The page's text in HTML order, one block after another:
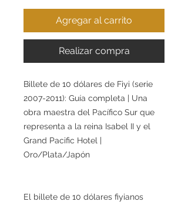
Agregar al carrito
Realizar compra
Billete de 10 dólares de Fiyi (serie
2007-2011): Guía completa | Una
obra maestra del Pacífico Sur que
representa a la reina Isabel II y el
Grand Pacific Hotel |
Oro/Plata/Japón
El billete de 10 dólares fiyianos